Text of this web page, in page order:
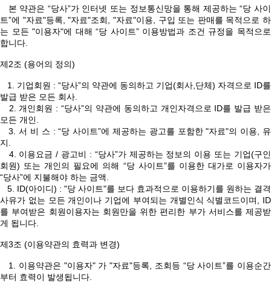
본 약관은 “당사”가 인터넷 또는 정보통신망을 통해 제공하는 “당 사이
트”에 "자료"등록, "자료"조회, "자료"이용, 구입 또는 판매를 목적으로 하
는 모든 "이용자"에 대해 “당 사이트” 이용방법과 조건 규정을 목적으로
합니다.
제2조 (용어의 정의)
1. 기업회원 : “당사”의 약관에 동의하고 기업(회사,단체) 자격으로 ID를
발급 받은 모든 회사.
2. 개인회원 : “당사”의 약관에 동의하고 개인자격으로 ID를 발급 받은
모든 개인.
3. 서 비 스 : “당 사이트”에 제공하는 광고를 포함한 "자료"의 이용, 유
지.
4. 이용요금 / 광고비 : “당사”가 제공하는 정보의 이용 또는 기업(구인
회원) 또는 개인의 필요에 의해 “당 사이트”를 이용한 대가로 이용자가
“당사”에 지불해야 하는 금액.
5. ID(아이디) : "당 사이트"를 보다 효과적으로 이용하기를 원하는 결격
사유가 없는 모든 개인이나 기업에 부여되는 개별인식 식별코드이며, ID
를 부여받은 회원이용자는 회원만을 위한 편리한 부가 서비스를 제공받
게 됩니다.
제3조 (이용약관의 효력과 변경)
1. 이용약관은 "이용자" 가 "자료"등록, 조회등 “당 사이트”를 이용순간
부터 효력이 발생됩니다.